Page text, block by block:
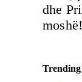
dhe
Trending